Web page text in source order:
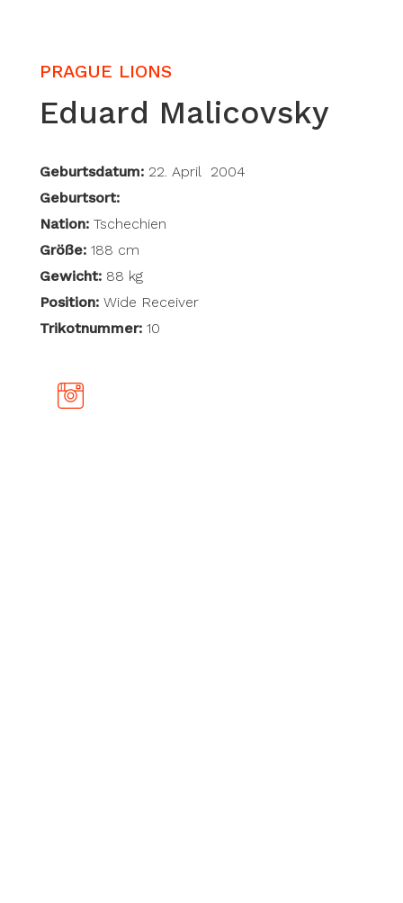
PRAGUE LIONS
Eduard Malicovsky
Geburtsdatum: 22. April 2004
Geburtsort:
Nation: Tschechien
Größe:188 cm
Gewicht:88 kg
Position: Wide Receiver
Trikotnummer: 10